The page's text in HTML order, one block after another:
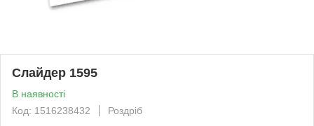
Слайдер 1595
В наявності
Код: 1516238432
Роздріб